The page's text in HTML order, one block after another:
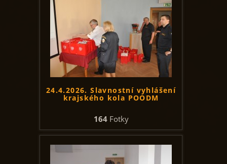
24.4.2026. Slavnostní vyhlášení
krajského kola POODM
164Fotky